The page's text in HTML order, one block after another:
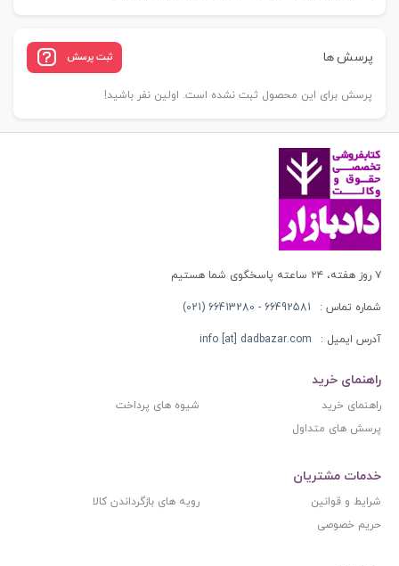
پرسش ها ثبت پرسش
پرسش برای این محصول ثبت نشده است. اولین نفر باشید!
۷ روز هفته، ۲۴ ساعته پاسخگوی شما هستیم
شماره تماس : 66492581 - 66413280 (021)
آدرس ایمیل : info [at] dadbazar.com
راهنمای خرید
راهنمای خرید
شیوه های پرداخت
پرسش های متداول
خدمات مشتریان
شرایط و قوانین
رویه های بازگرداندن کالا
حریم خصوصی